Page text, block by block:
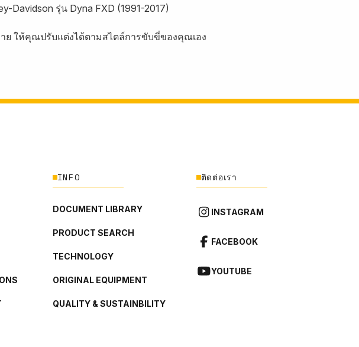
Davidson รุ่น Dyna FXD (1991-2017)
ย ให้คุณปรับแต่งได้ตามสไตล์การขับขี่ของคุณเอง
INFO
DOCUMENT LIBRARY
PRODUCT SEARCH
TECHNOLOGY
ORIGINAL EQUIPMENT
QUALITY & SUSTAINBILITY
ติดต่อเรา
INSTAGRAM
FACEBOOK
YOUTUBE